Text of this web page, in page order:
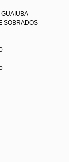
SOBRADOS